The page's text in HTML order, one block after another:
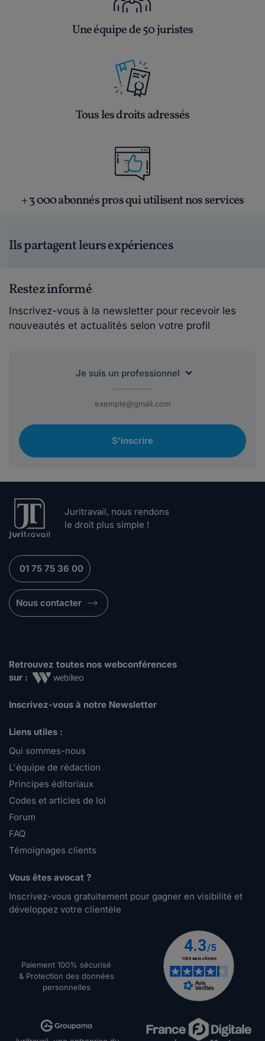
Une équipe de 50 juristes
Tous les droits adressés
+ 3 000 abonnés pros qui utilisent nos services
Ils partagent leurs expériences
Restez informé
Inscrivez-vous à la newsletter pour recevoir les
nouveautés et actualités selon votre profil
S'inscrire
Juritravail, nous rendons
le droit plus simple !
01 75 75 36 00
Nous contacter
Retrouvez toutes nos webconférences
sur :
Inscrivez-vous à notre Newsletter
Liens utiles :
Qui sommes-nous
L'équipe de rédaction
Principes éditoriaux
Codes et articles de loi
Forum
FAQ
Témoignages clients
Vous êtes avocat ?
Inscrivez-vous gratuitement pour gagner en visibilité et
développez votre clientèle
Paiement 100% sécurisé
& Protection des données
personnelles